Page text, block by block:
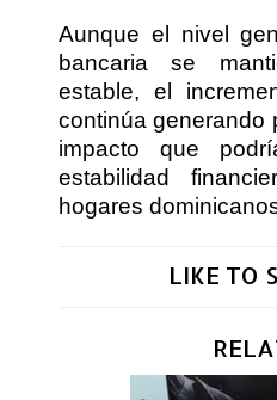
Aunque el nivel
bancaria se
estable, el
continúa generando
impacto que
estabilidad
hogares
LIKE TO